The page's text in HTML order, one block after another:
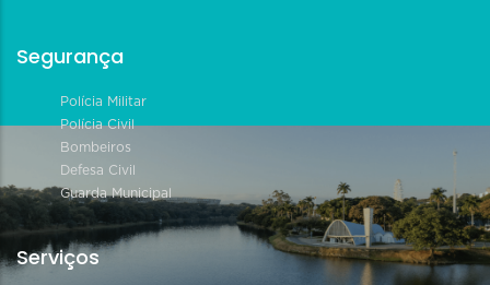
Segurança
Polícia Militar
Polícia Civil
Bombeiros
Defesa Civil
Guarda Municipal
Serviços